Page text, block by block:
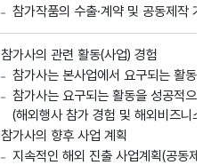
참가작품의 수출·계약 및 공동제작 가
참가사의 관련 활동(사업) 경험
참가사는 본사업에서 요구되는 활동
참가사는 요구되는 활동을 성공적으
(해외행사 참가 경험 및 해외비즈니스
참가사의 향후 사업 계획
지속적인 해외 진출 사업계획(공동제